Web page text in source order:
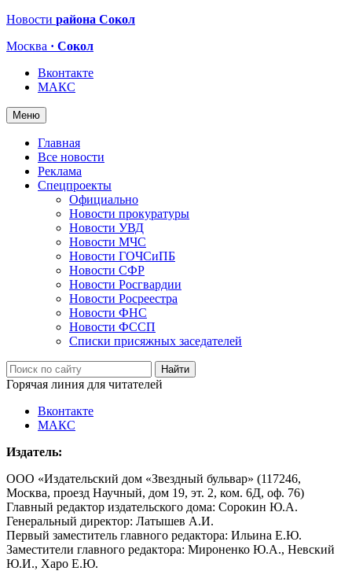
Новости района Сокол
Москва · Сокол
Вконтакте
МАКС
Меню
Главная
Все новости
Реклама
Спецпроекты
Официально
Новости прокуратуры
Новости УВД
Новости МЧС
Новости ГОЧСиПБ
Новости СФР
Новости Росгвардии
Новости Росреестра
Новости ФНС
Новости ФССП
Списки присяжных заседателей
Горячая линия для читателей
Вконтакте
МАКС
Издатель:
ООО «Издательский дом «Звездный бульвар» (117246,
Москва, проезд Научный, дом 19, эт. 2, ком. 6Д, оф. 76)
Главный редактор издательского дома: Сорокин Ю.А.
Генеральный директор: Латышев А.И.
Первый заместитель главного редактора: Ильина Е.Ю.
Заместители главного редактора: Мироненко Ю.А., Невский
Ю.И., Харо Е.Ю.